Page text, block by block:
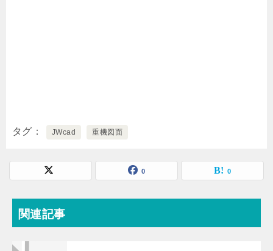
タグ JWcad 重機図面
0 0
関連記事